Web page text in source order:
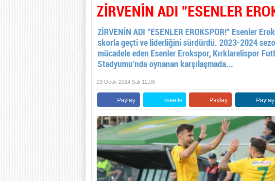
ZİRVENİN ADI ”ESENLER
ZİRVENİN ADI ”ESENLER EROKSPOR!” Esenler
skorla geçti ve liderliğini sürdürdü. 2023-2024
mücadele eden Esenler Erokspor, Kırklarelispor
Stadyumu’nda oynanan karşılaşmada...
23 Ocak 2024 Salı 12:06
Paylaş Tweetle Paylaş Paylaş